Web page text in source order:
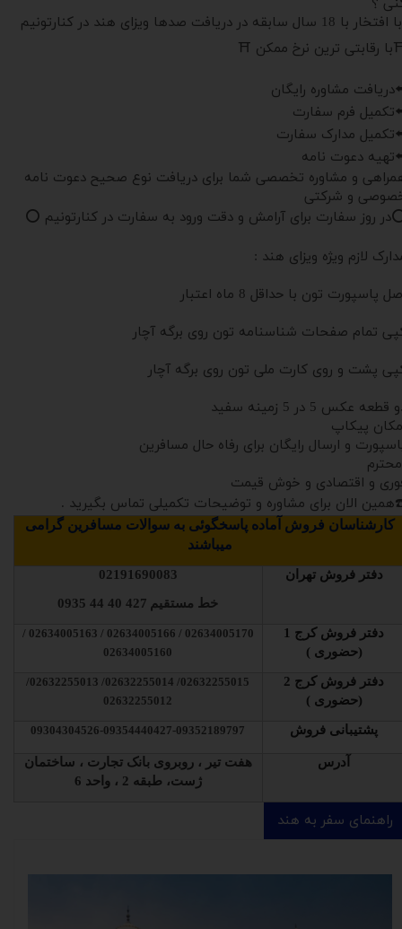
؟
با 18 سال سابقه در دریافت صدها ویزای هند در کنارتونیم
رقابتی ترین نرخ ممکن ⛩
مشاوره رایگان
فرم سفارت
مدارک سفارت
دعوت نامه
و مشاوره تخصصی شما برای دریافت نوع صحیح دعوت نامه
و شرکتی
روز سفارت برای آرامش و دقت ورود به سفارت در کنارتونیم ⭕️
لازم ویژه ویزای هند :
پاسپورت تون با حداقل 8 ماه اعتبار
تمام صفحات شناسنامه تون روی برگه آچار
پشت و روی کارت ملی تون روی برگه آچار
قطعه عکس 5 در 5 زمینه سفید
پیکاپ
و ارسال رایگان برای رفاه حال مسافرین
و اقتصادی و خوش قیمت
الان برای مشاوره و توضیحات تکمیلی تماس بگیرید .
کارشناسان فروش آماده پاسخگوئی به سوالات مسافرین گرامی
میباشند
دفتر فروش تهران
02191690083
خط مستقیم 427 40 44 0935
دفتر فروش کرج 1
(حضوری )
02634005170 / 02634005166 / 02634005163 /
02634005160
دفتر فروش کرج 2
(حضوری )
02632255015/ 02632255014/ 02632255013/
02632255012
پشتیبانی فروش 09304304526-09354440427-09352189797
آدرس
هفت تیر ، روبروی بانک تجارت ، ساختمان
ژست، طبقه 2 ، واحد 6
راهنمای سفر به هند